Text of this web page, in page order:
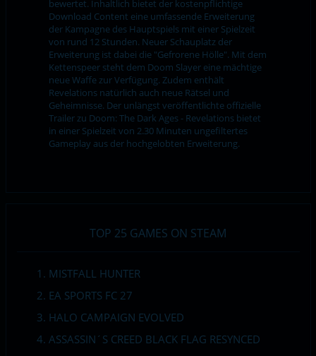
bewertet. Inhaltlich bietet der kostenpflichtige
Download Content eine umfassende Erweiterung
der Kampagne des Hauptspiels mit einer Spielzeit
von rund 12 Stunden. Neuer Schauplatz der
Erweiterung ist dabei die "Gefrorene Hölle". Mit dem
Kettenspeer steht dem Doom Slayer eine mächtige
neue Waffe zur Verfügung. Zudem enthält
Revelations natürlich auch neue Rätsel und
Geheimnisse. Der unlängst veröffentlichte offizielle
Trailer zu Doom: The Dark Ages - Revelations bietet
in einer Spielzeit von 2.30 Minuten ungefiltertes
Gameplay aus der hochgelobten Erweiterung.
TOP 25 GAMES ON STEAM
MISTFALL HUNTER
EA SPORTS FC 27
HALO CAMPAIGN EVOLVED
ASSASSIN´S CREED BLACK FLAG RESYNCED